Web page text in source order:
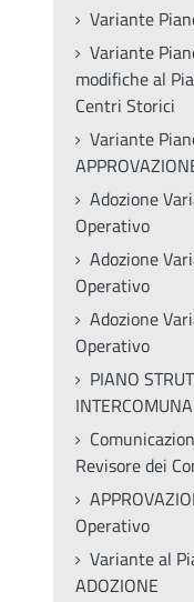
Variante
Variante
modifiche al
Centri Storici
Variante
Adozione
Operativo
Adozione
Operativo
Adozione
Operativo
PIANO
Revisore dei
Operativo
Variante al
ADOZIONE